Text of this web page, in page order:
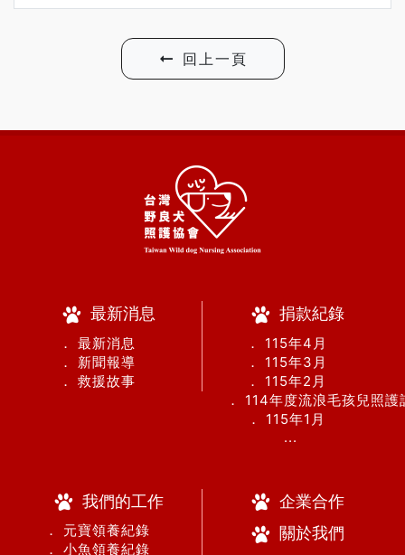
回上一頁
最新消息
． 最新消息
． 新聞報導
． 救援故事
捐款紀錄
． 115年4月
． 115年3月
． 115年2月
． 114年度流浪毛孩兒照
． 115年1月
...
我們的工作
． 元寶領養紀錄
． 小魚領養紀錄
企業合作
關於我們